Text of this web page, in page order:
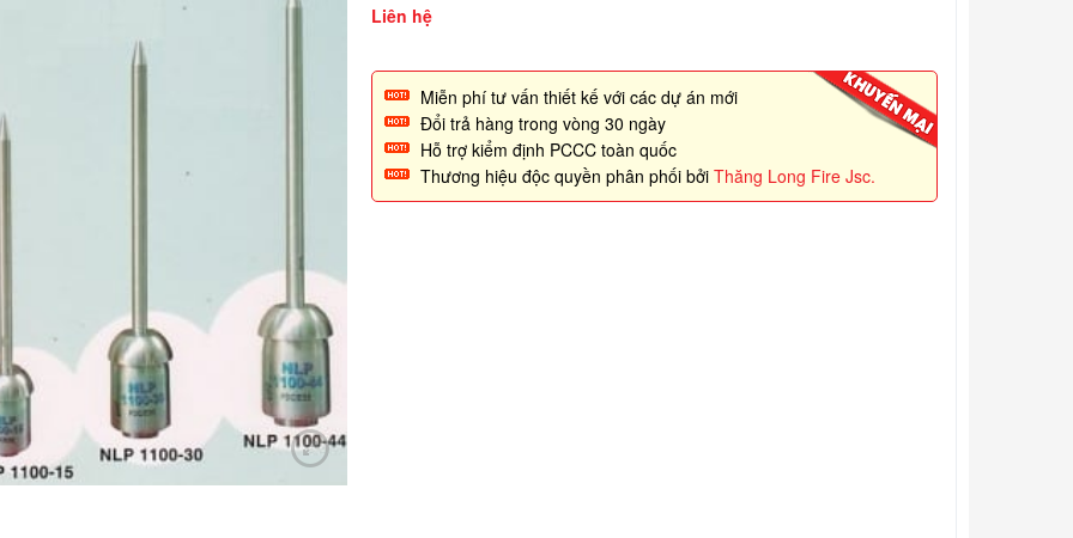
Liên hệ
Miễn phí tư vấn thiết kế với các dự án mới
Đổi trả hàng trong vòng 30 ngày
Hỗ trợ kiểm định PCCC toàn quốc
Thương hiệu độc quyền phân phối bởi Thăng Long Fire Jsc.